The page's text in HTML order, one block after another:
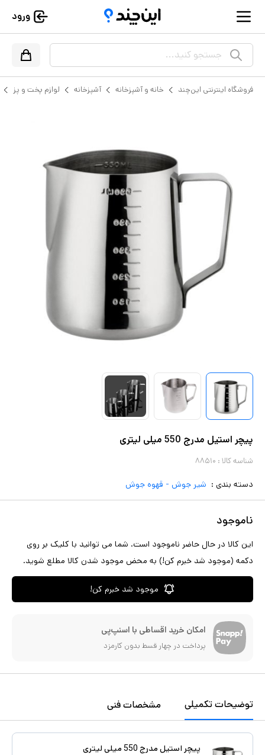
ورود
جستجو کنید...
فروشگاه اینترنتی این‌چند خانه و آشپزخانه آشپزخانه لوازم پخت و پز
پیچر استیل مدرج 550 میلی لیتری
شناسه کالا : ۸۸۵۱۰
دسته بندی : شیر جوش - قهوه جوش
ناموجود
این کالا در حال حاضر ناموجود است. شما می توانید با کلیک بر روی
دکمه (موجود شد خبرم کن!) به محض موجود شدن کالا مطلع شوید.
موجود شد خبرم کن!
امکان خرید اقساطی با اسنپ‌پی
پرداخت در چهار قسط بدون کارمزد
توضیحات تکمیلی مشخصات فنی
پیچر استیل مدرج 550 میلی لیتری